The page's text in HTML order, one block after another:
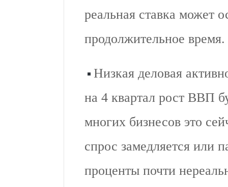
реальная ставка может
продолжительное время.
Низкая деловая
на 4 квартал рост ВВП
многих бизнесов это
спрос замедляется или
проценты почти